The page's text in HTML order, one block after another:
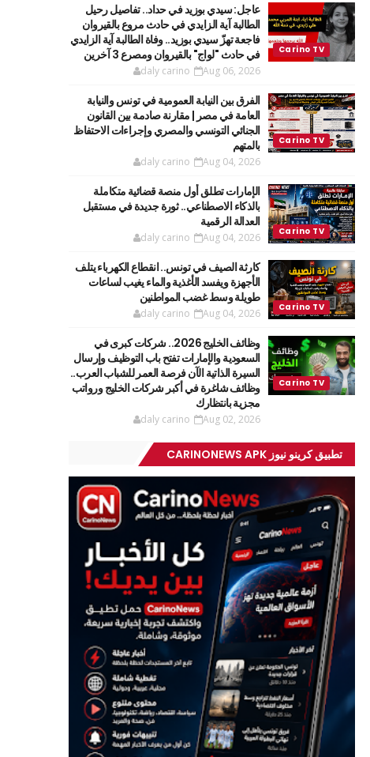
عاجل: سيدي بوزيد في حداد.. تفاصيل رحيل
الطالبة آية الزايدي في حادث مروع بالقيروان
فاجعة تهزّ سيدي بوزيد.. وفاة الطالبة آية الزايدي
في حادث "لواج" بالقيروان ومصرع 3 آخرين
daly carino Aug 06, 2026
الفرق بين النيابة العمومية في تونس والنيابة
العامة في مصر | مقارنة صادمة بين القانون
الجنائي التونسي والمصري وإجراءات الاحتفاظ
بالمتهم
daly carino Aug 04, 2026
الإمارات تطلق أول منصة قضائية متكاملة
بالذكاء الاصطناعي.. ثورة جديدة في مستقبل
العدالة الرقمية
daly carino Aug 04, 2026
كارثة الصيف في تونس.. انقطاع الكهرباء يتلف
الأجهزة ويفسد الأغذية والماء يغيب لساعات
طويلة وسط غضب المواطنين
daly carino Aug 04, 2026
وظائف الخليج 2026.. شركات كبرى في
السعودية والإمارات تفتح باب التوظيف وإرسال
السيرة الذاتية الآن فرصة العمر للشباب العرب..
وظائف شاغرة في أكبر شركات الخليج ورواتب
مجزية بانتظارك
daly carino Aug 02, 2026
تطبيق كرينو نيوز CARINONEWS APK